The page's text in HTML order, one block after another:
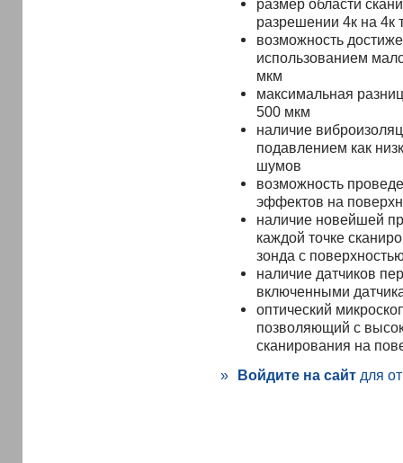
размер области
разрешении 4к на 4к
возможность
использованием
мкм
максимальная
500 мкм
наличие
подавлением как
шумов
возможность
эффектов на
наличие новейшей
каждой точке
зонда с
наличие датчиков
включенными
оптический
позволяющий с
сканирования на
»
Войдите на сайт для